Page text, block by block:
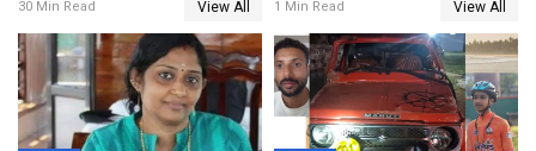
30 Min Read View All
ചിത്രങ്ങളടക്കം കത്തിയ
നിലയിൽ
1 Min Read View All